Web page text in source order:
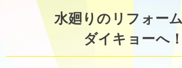
水廻りのリフォー
ダイキョーへ！